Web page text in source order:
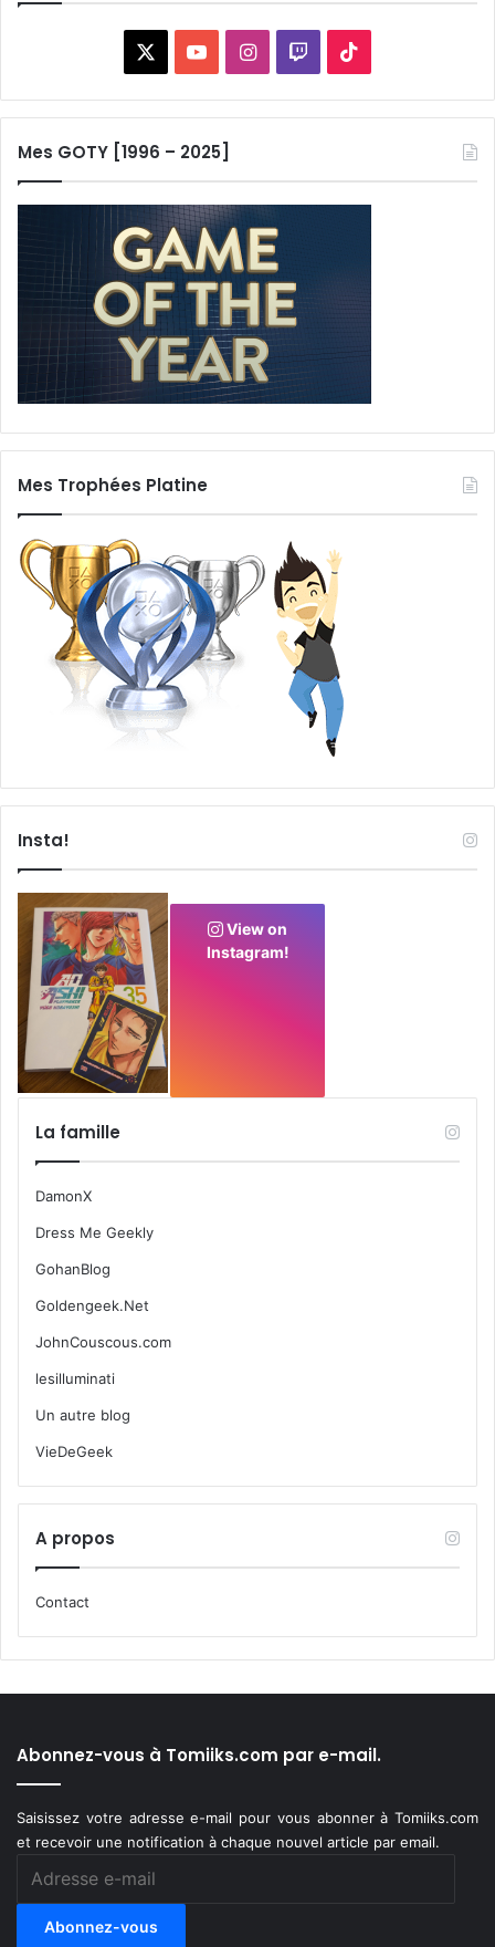
YouTubeInstagram
Twitch
Mes GOTY [1996 – 2025]
Mes Trophées Platine
Insta!
View on
Instagram!
La famille
DamonX
Dress Me Geekly
GohanBlog
Goldengeek.Net
JohnCouscous.com
lesilluminati
Un autre blog
VieDeGeek
A propos
Contact
Abonnez-vous à Tomiiks.com par e-mail.
Saisissez votre adresse e-mail pour vous abonner à Tomiiks.com
et recevoir une notification à chaque nouvel article par email.
Abonnez-vous